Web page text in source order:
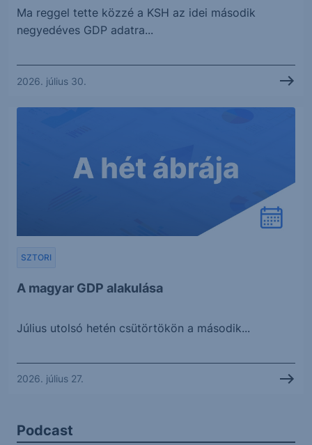
Ma reggel tette közzé a KSH az idei második
negyedéves GDP adatra...
2026. július 30.
A magyar GDP alakulása
SZTORI
Július utolsó hetén csütörtökön a második...
2026. július 27.
Podcast